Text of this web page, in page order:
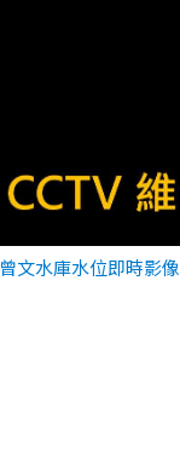
曾文水庫水位即時影像